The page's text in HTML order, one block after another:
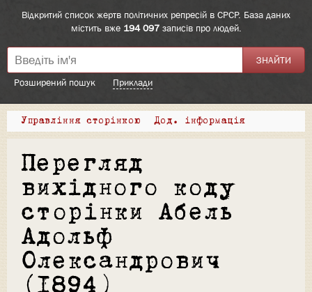
Відкритий список жертв політичних репресій в СРСР. База даних
містить вже 194 097записів про людей.
Розширений пошук Приклади
Управління сторінкою Дод. інформація
Перегляд
вихідного коду
сторінки Абель
Адольф
Олександрович
(1894)